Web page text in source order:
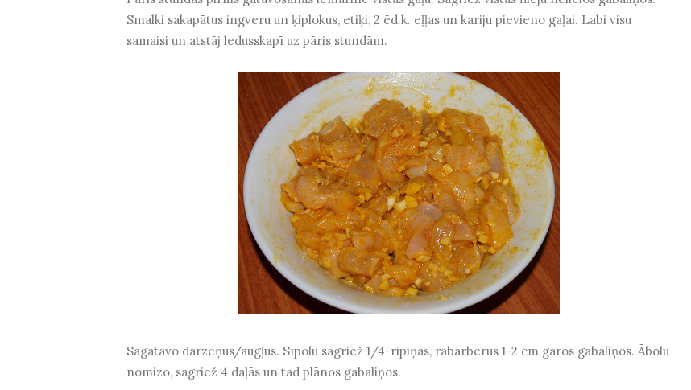
Smalki sakapātus ingveru un ķiplokus, etiķi, 2 ēd.k. eļļas un kariju pievieno gaļai. Labi visu
samaisi un atstāj ledusskapī uz pāris stundām.
Sagatavo dārzeņus/augļus. Sīpolu sagriež 1/4-ripiņās, rabarberus 1-2 cm garos gabaliņos. Ābolu
nomizo, sagriež 4 daļās un tad plānos gabaliņos.